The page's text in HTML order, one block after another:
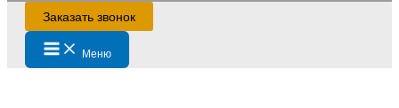
Заказать звонок
Main
Menu Меню